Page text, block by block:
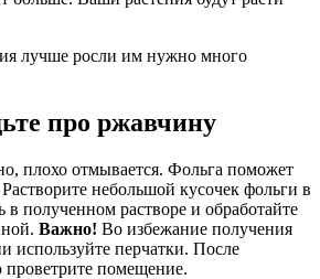
про ржавчину
плохо отмывается. Фольга поможет
небольшой кусочек фольги в
в полученном растворе и обработайте
Важно! Во избежание получения
используйте перчатки. После
помещение.